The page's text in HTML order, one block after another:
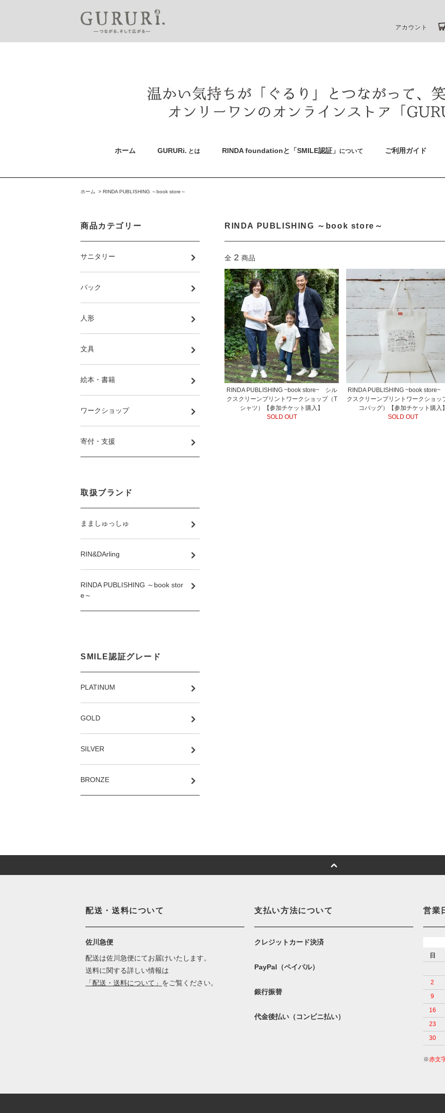
アカウント
ホーム GURURi. とは RINDA foundationと「SMILE認証」 について ご利用ガイド
ホーム > RINDA PUBLISHING ～book store～
RINDA PUBLISHING ～book store～
全 2 商品
RINDA PUBLISHING ~book store~ シル
クスクリーンプリントワークショップ（T
シャツ）【参加チケット購入】
SOLD OUT
RINDA PUBLISHING ~book
クスクリーンプリントワークショッ
コバッグ）【参加チケット購入】
SOLD OUT
商品カテゴリー
サニタリー
バック
人形
文具
絵本・書籍
ワークショップ
寄付・支援
取扱ブランド
まましゅっしゅ
RIN&DArling
RINDA PUBLISHING ～book stor
e～
SMILE認証グレード
PLATINUM
GOLD
SILVER
BRONZE
配送・送料について
佐川急便
配送は佐川急便にてお届けいたします。
送料に関する詳しい情報は
「配送・送料について」 をご覧ください。
支払い方法について
クレジットカード決済
PayPal（ペイパル）
銀行振替
代金後払い（コンビニ払い）
営業
日
2
9
16
23
30
※赤文